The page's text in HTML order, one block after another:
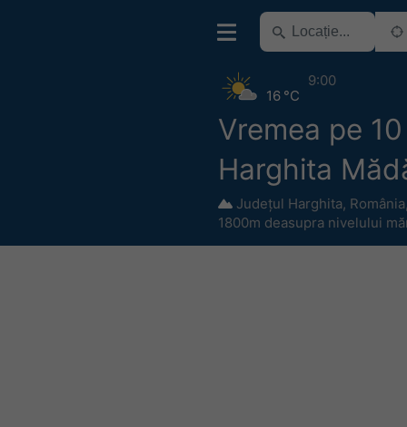
Vremea pe
Harghita
Județul Harghita, România
1800m deasupra nivelului
16 °C
9:00